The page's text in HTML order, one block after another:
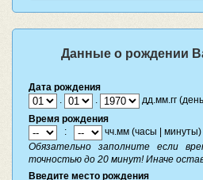
Данные о рождении
Дата рождения
.
.
дд.мм.гг
Время рождения
:
чч.мм (часы | минуты)
Обязательно заполните если
точностью до 20 минут! Иначе
Введите место рождения